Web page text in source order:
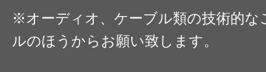
※オーディオ、ケーブル類の技術的な
ルのほうからお願い致します。